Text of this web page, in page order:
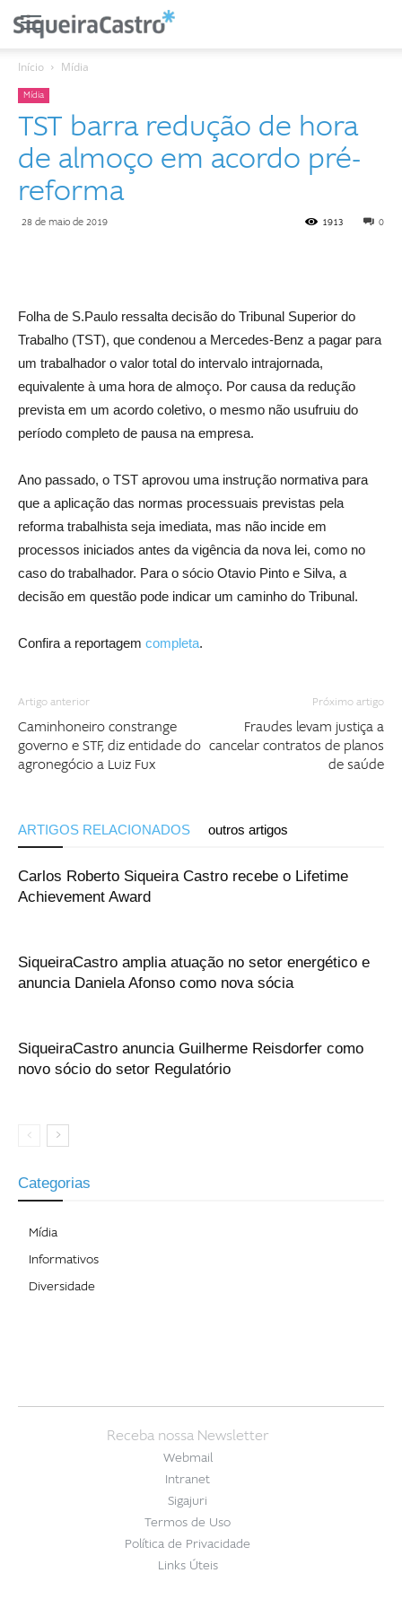
Início Mídia
Mídia
TST barra redução de hora
de almoço em acordo pré-
reforma
28 de maio de 2019 0
1913
Folha de S.Paulo ressalta decisão do Tribunal Superior do
Trabalho (TST), que condenou a Mercedes-Benz a pagar para
um trabalhador o valor total do intervalo intrajornada,
equivalente à uma hora de almoço. Por causa da redução
prevista em um acordo coletivo, o mesmo não usufruiu do
período completo de pausa na empresa.
Ano passado, o TST aprovou uma instrução normativa para
que a aplicação das normas processuais previstas pela
reforma trabalhista seja imediata, mas não incide em
processos iniciados antes da vigência da nova lei, como no
caso do trabalhador. Para o sócio Otavio Pinto e Silva, a
decisão em questão pode indicar um caminho do Tribunal.
Confira a reportagem completa.
Artigo anterior
Caminhoneiro constrange
governo e STF, diz entidade do
agronegócio a Luiz Fux
Próximo artigo
Fraudes levam justiça a
cancelar contratos de planos
de saúde
ARTIGOS RELACIONADOS outros artigos
Carlos Roberto Siqueira Castro recebe o Lifetime
Achievement Award
SiqueiraCastro amplia atuação no setor energético e
anuncia Daniela Afonso como nova sócia
SiqueiraCastro anuncia Guilherme Reisdorfer como
novo sócio do setor Regulatório
Categorias
Mídia
Informativos
Diversidade
Receba nossa Newsletter
Webmail
Intranet
Sigajuri
Termos de Uso
Política de Privacidade
Links Úteis